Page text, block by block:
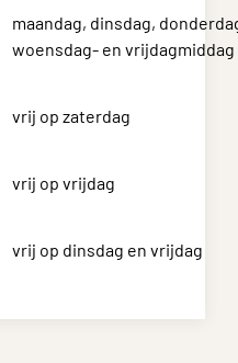
maandag, dinsdag,
woensdag- en vrijdagmiddag
vrij op zaterdag
vrij op vrijdag
vrij op dinsdag en vrijdag